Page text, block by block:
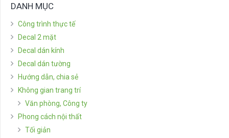
DANH MỤC
Công trình thực tế
Decal 2 mặt
Decal dán kính
Decal dán tường
Hướng dẫn, chia sẻ
Không gian trang trí
Văn phòng, Công ty
Phong cách nội thất
Tối giản